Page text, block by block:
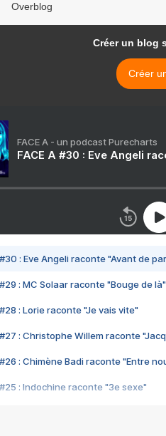
Overblog
Créer un blog
Créer
FACE A - un podcast Purecharts
FACE A #30 : Eve Angeli
#30 : Eve Angeli raconte "Avant de
#29 : MC Solaar raconte "Bouge de là"
#28 : Lorie raconte "Je vais vite"
#27 : Christophe Willem raconte
#26 : Chimène Badi raconte "Entre
#25 : Indochine raconte "3e sexe"